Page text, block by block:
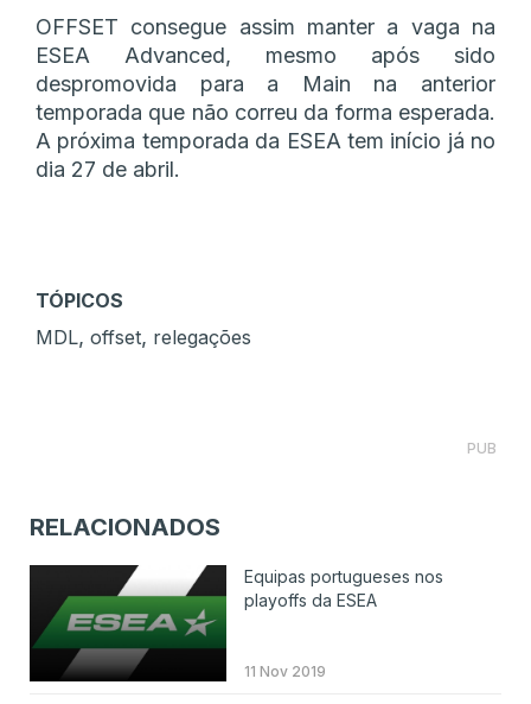
OFFSET consegue assim manter a vaga na
ESEA Advanced, mesmo após sido
despromovida para a Main na anterior
temporada que não correu da forma esperada.
A próxima temporada da ESEA tem início já no
dia 27 de abril.
TÓPICOS
MDL, offset, relegações
PUB
RELACIONADOS
Equipas portugueses nos
playoffs da ESEA
11 Nov 2019